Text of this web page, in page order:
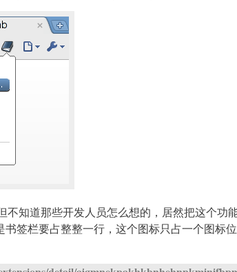
不知道那些开发人员怎么想的，居然把这个功
签栏要占整整一行，这个图标只占一个图标